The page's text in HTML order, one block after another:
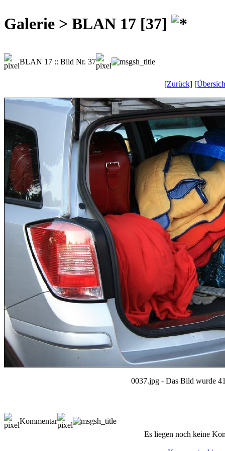
Galerie > BLAN 17 [37]
BLAN 17 :: Bild Nr. 37
[Zurück]
0037.jpg - Das Bild wurde
Kommentar
Es liegen noch keine